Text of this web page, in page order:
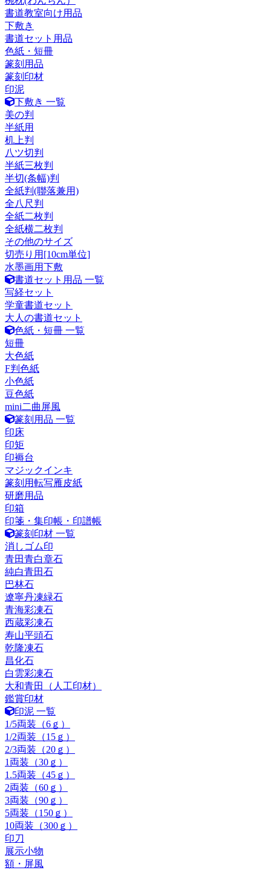
書道教室向け用品
下敷き
書道セット用品
色紙・短冊
篆刻用品
篆刻印材
印泥
下敷き 一覧
美の判
半紙用
机上判
八ツ切判
半紙三枚判
半切(条幅)判
全紙判(聯落兼用)
全八尺判
全紙二枚判
全紙横二枚判
その他のサイズ
切売り用[10cm単位]
水墨画用下敷
書道セット用品 一覧
写経セット
学童書道セット
大人の書道セット
色紙・短冊 一覧
短冊
大色紙
F判色紙
小色紙
豆色紙
mini二曲屏風
篆刻用品 一覧
印床
印矩
印褥台
マジックインキ
篆刻用転写雁皮紙
研磨用品
印箱
印箋・集印帳・印譜帳
篆刻印材 一覧
消しゴム印
青田青白章石
純白青田石
巴林石
遼寧丹凍緑石
青海彩凍石
西蔵彩凍石
寿山平頭石
乾隆凍石
昌化石
白雲彩凍石
大和青田（人工印材）
鑑賞印材
印泥 一覧
1/5両装（6ｇ）
1/2両装（15ｇ）
2/3両装（20ｇ）
1両装（30ｇ）
1.5両装（45ｇ）
2両装（60ｇ）
3両装（90ｇ）
5両装（150ｇ）
10両装（300ｇ）
印刀
展示小物
額・屏風